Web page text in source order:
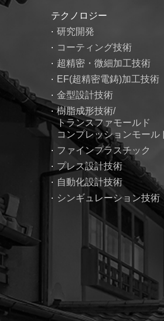
テクノロジー
研究開発
コーティング技術
超精密・微細加工技術
EF(超精密電鋳)加工技術
金型設計技術
樹脂成形技術/
トランスファモールド
コンプレッションモール
ファインプラスチック
プレス設計技術
自動化設計技術
シンギュレーション技術